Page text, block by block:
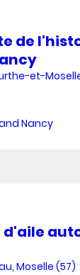
de
et-
Nancy
d'aile
Moselle (57)